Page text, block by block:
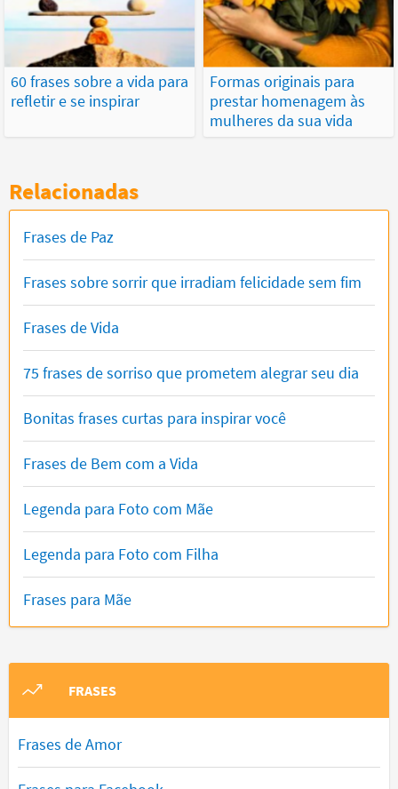
60 frases sobre a vida para
refletir e se inspirar
Formas originais para
prestar homenagem às
mulheres da sua vida
Relacionadas
Frases de Paz
Frases sobre sorrir que irradiam felicidade sem fim
Frases de Vida
75 frases de sorriso que prometem alegrar seu dia
Bonitas frases curtas para inspirar você
Frases de Bem com a Vida
Legenda para Foto com Mãe
Legenda para Foto com Filha
Frases para Mãe
FRASES
Frases de Amor